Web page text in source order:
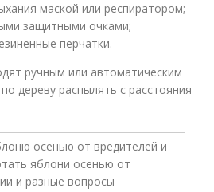
маской или респиратором;
защитными очками;
перчатки.
ручным или автоматическим
дереву распылять с расстояния